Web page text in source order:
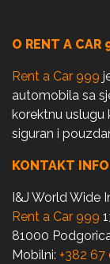
O RENT A CAR
Rent a Car 999
automobila sa
korektnu uslugu
siguran i
KONTAKT INFO
I&J World Wide
Rent a Car 999
81000
Mobilni: +382 67